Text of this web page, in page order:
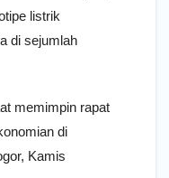
listrik
di sejumlah
memimpin rapat
di
Kamis